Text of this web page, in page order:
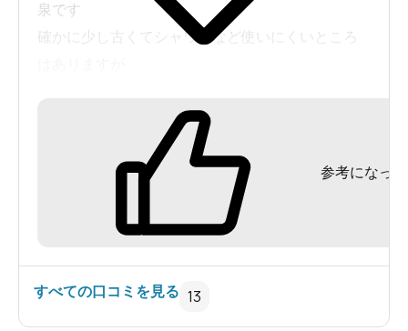
泉です
確かに少し古くてシャワーなど使いにくいところ
なかなかあじわうことはできまけん
これ以上の贅沢はないですね！
参考になった
すべての口コミを見る 13